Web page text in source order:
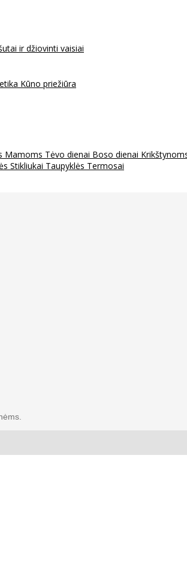
ir džiovinti vaisiai
Kūno priežiūra
Mamoms Tėvo dienai Boso dienai
Stikliukai Taupyklės Termosai